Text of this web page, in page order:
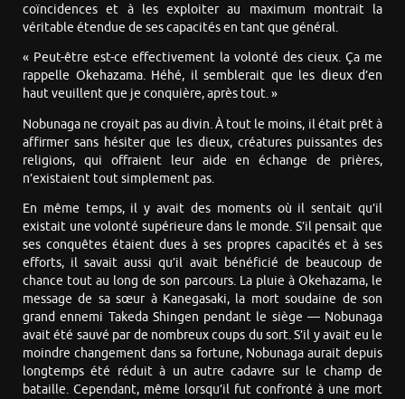
coïncidences et à les exploiter au maximum montrait la
véritable étendue de ses capacités en tant que général.
« Peut-être est-ce effectivement la volonté des cieux. Ça me
rappelle Okehazama. Héhé, il semblerait que les dieux d’en
haut veuillent que je conquière, après tout. »
Nobunaga ne croyait pas au divin. À tout le moins, il était prêt à
affirmer sans hésiter que les dieux, créatures puissantes des
religions, qui offraient leur aide en échange de prières,
n’existaient tout simplement pas.
En même temps, il y avait des moments où il sentait qu’il
existait une volonté supérieure dans le monde. S’il pensait que
ses conquêtes étaient dues à ses propres capacités et à ses
efforts, il savait aussi qu’il avait bénéficié de beaucoup de
chance tout au long de son parcours. La pluie à Okehazama, le
message de sa sœur à Kanegasaki, la mort soudaine de son
grand ennemi Takeda Shingen pendant le siège — Nobunaga
avait été sauvé par de nombreux coups du sort. S’il y avait eu le
moindre changement dans sa fortune, Nobunaga aurait depuis
longtemps été réduit à un autre cadavre sur le champ de
bataille. Cependant, même lorsqu’il fut confronté à une mort